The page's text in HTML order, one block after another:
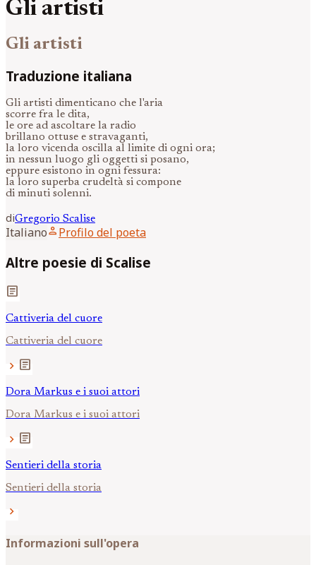
Gli artisti
Gli artisti
Traduzione italiana
Gli artisti dimenticano che l'aria
scorre fra le dita,
le ore ad ascoltare la radio
brillano ottuse e stravaganti,
la loro vicenda oscilla al limite di ogni ora;
in nessun luogo gli oggetti si posano,
eppure esistono in ogni fessura:
la loro superba crudeltà si compone
di minuti solenni.
diGregorio Scalise
Italianoperson Profilo del poeta
Altre poesie di Scalise
article
Cattiveria del cuore
Cattiveria del cuore
chevron_right article
Dora Markus e i suoi attori
Dora Markus e i suoi attori
chevron_right article
Sentieri della storia
Sentieri della storia
chevron_right
Informazioni sull'opera